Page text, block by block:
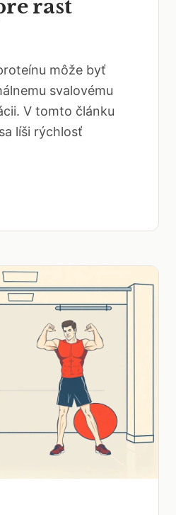
rast
môže byť
svalovému
V tomto článku
líši rýchlosť